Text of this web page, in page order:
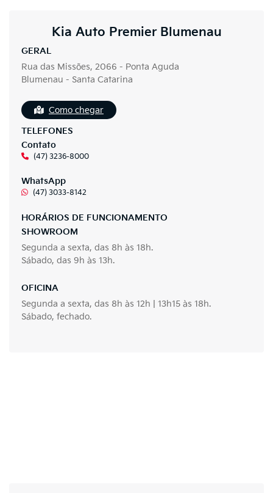
Kia Auto Premier Blumenau
GERAL
Rua das Missões, 2066 - Ponta Aguda
Blumenau - Santa Catarina
Como chegar
TELEFONES
Contato
(47) 3236-8000
WhatsApp
(47) 3033-8142
HORÁRIOS DE FUNCIONAMENTO
SHOWROOM
Segunda a sexta, das 8h às 18h.
Sábado, das 9h às 13h.
OFICINA
Segunda a sexta, das 8h às 12h | 13h15 às 18h.
Sábado, fechado.